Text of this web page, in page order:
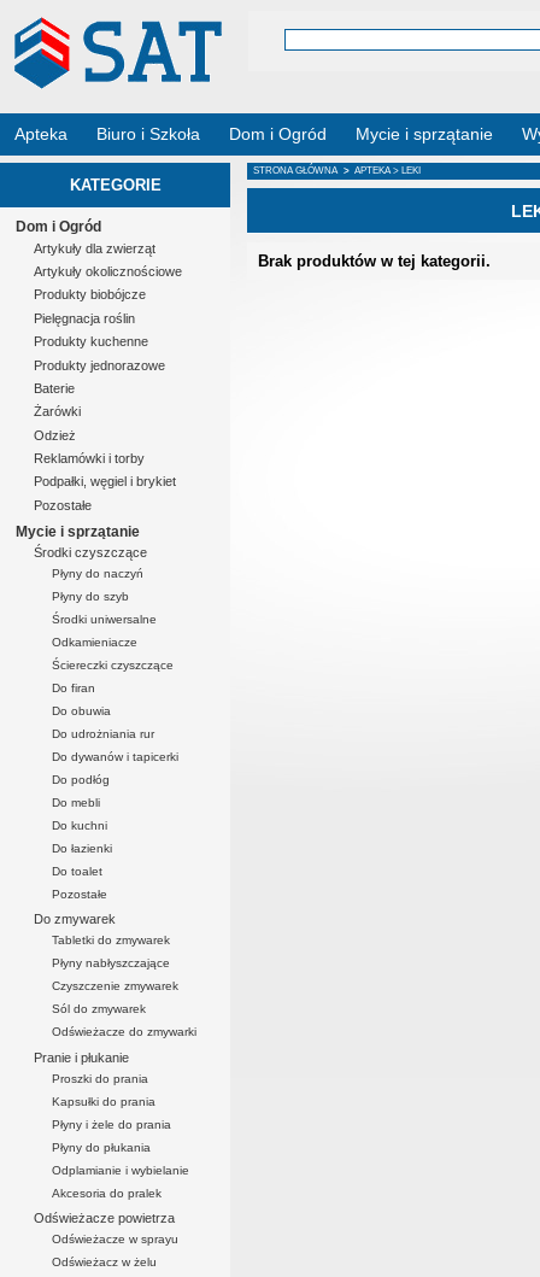
Apteka Biuro i Szkoła Dom i Ogród Mycie i sprzątanie
KATEGORIE
Dom i Ogród
Artykuły dla zwierząt
Artykuły okolicznościowe
Produkty biobójcze
Pielęgnacja roślin
Produkty kuchenne
Produkty jednorazowe
Baterie
Żarówki
Odzież
Reklamówki i torby
Podpałki, węgiel i brykiet
Pozostałe
Mycie i sprzątanie
Środki czyszczące
Płyny do naczyń
Płyny do szyb
Środki uniwersalne
Odkamieniacze
Ściereczki czyszczące
Do firan
Do obuwia
Do udrożniania rur
Do dywanów i tapicerki
Do podłóg
Do mebli
Do kuchni
Do łazienki
Do toalet
Pozostałe
Do zmywarek
Tabletki do zmywarek
Płyny nabłyszczające
Czyszczenie zmywarek
Sól do zmywarek
Odświeżacze do zmywarki
Pranie i płukanie
Proszki do prania
Kapsułki do prania
Płyny i żele do prania
Płyny do płukania
Odplamianie i wybielanie
Akcesoria do pralek
Odświeżacze powietrza
Odświeżacze w sprayu
Odświeżacz w żelu
STRONA GŁÓWNA > APTEKA > LEKI
Brak produktów w tej kategorii.